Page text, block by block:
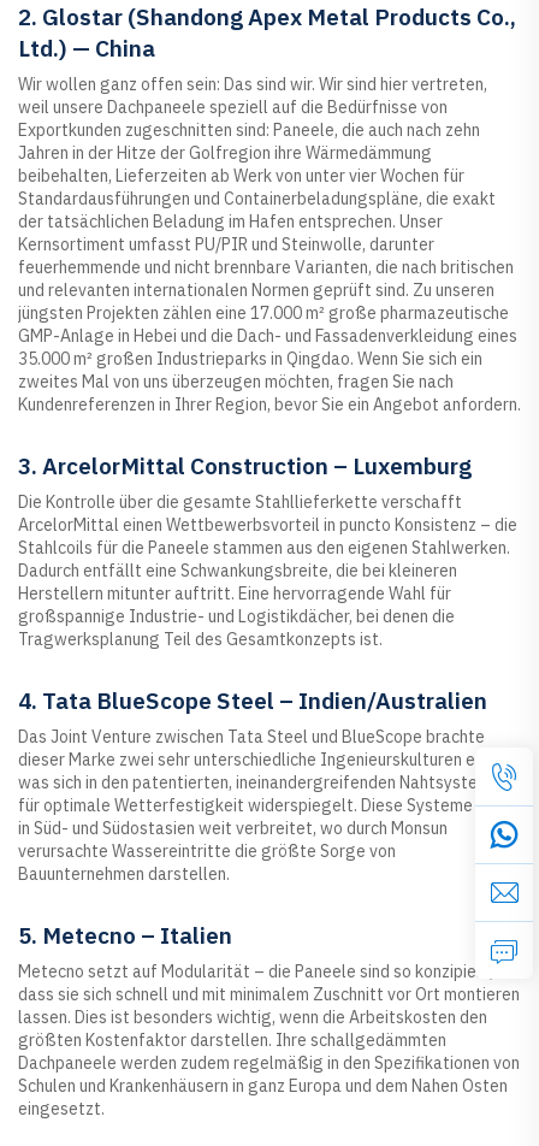
2. Glostar (Shandong Apex Metal Products Co.,
Ltd.) — China
Wir wollen ganz offen sein: Das sind wir. Wir sind hier vertreten,
weil unsere Dachpaneele speziell auf die Bedürfnisse von
Exportkunden zugeschnitten sind: Paneele, die auch nach zehn
Jahren in der Hitze der Golfregion ihre Wärmedämmung
beibehalten, Lieferzeiten ab Werk von unter vier Wochen für
Standardausführungen und Containerbeladungspläne, die exakt
der tatsächlichen Beladung im Hafen entsprechen. Unser
Kernsortiment umfasst PU/PIR und Steinwolle, darunter
feuerhemmende und nicht brennbare Varianten, die nach britischen
und relevanten internationalen Normen geprüft sind. Zu unseren
jüngsten Projekten zählen eine 17.000 m² große pharmazeutische
GMP-Anlage in Hebei und die Dach- und Fassadenverkleidung eines
35.000 m² großen Industrieparks in Qingdao. Wenn Sie sich ein
zweites Mal von uns überzeugen möchten, fragen Sie nach
Kundenreferenzen in Ihrer Region, bevor Sie ein Angebot anfordern.
3. ArcelorMittal Construction – Luxemburg
Die Kontrolle über die gesamte Stahllieferkette verschafft
ArcelorMittal einen Wettbewerbsvorteil in puncto Konsistenz – die
Stahlcoils für die Paneele stammen aus den eigenen Stahlwerken.
Dadurch entfällt eine Schwankungsbreite, die bei kleineren
Herstellern mitunter auftritt. Eine hervorragende Wahl für
großspannige Industrie- und Logistikdächer, bei denen die
Tragwerksplanung Teil des Gesamtkonzepts ist.
4. Tata BlueScope Steel – Indien/Australien
Das Joint Venture zwischen Tata Steel und BlueScope brachte
dieser Marke zwei sehr unterschiedliche Ingenieurskulturen ein,
was sich in den patentierten, ineinandergreifenden Nahtsystemen
für optimale Wetterfestigkeit widerspiegelt. Diese Systeme sind
in Süd- und Südostasien weit verbreitet, wo durch Monsun
verursachte Wassereintritte die größte Sorge von
Bauunternehmen darstellen.
5. Metecno – Italien
Metecno setzt auf Modularität – die Paneele sind so konzipiert,
dass sie sich schnell und mit minimalem Zuschnitt vor Ort montieren
lassen. Dies ist besonders wichtig, wenn die Arbeitskosten den
größten Kostenfaktor darstellen. Ihre schallgedämmten
Dachpaneele werden zudem regelmäßig in den Spezifikationen von
Schulen und Krankenhäusern in ganz Europa und dem Nahen Osten
eingesetzt.